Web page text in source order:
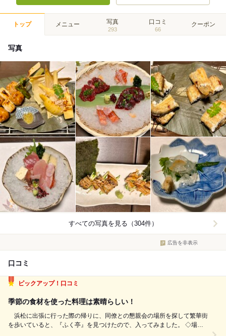
トップ メニュー 写真
293
口コミ
66
クーポン
写真
すべての写真を見る（304件）
広告を非表示
口コミ
ピックアップ！口コミ
季節の食材を使った料理は素晴らしい！
浜松に出張に行った際の帰りに、同僚との懇親会の場所を探して繁華街
を歩いていると、『ふく亭』を見つけたので、入ってみました。 ◇場所